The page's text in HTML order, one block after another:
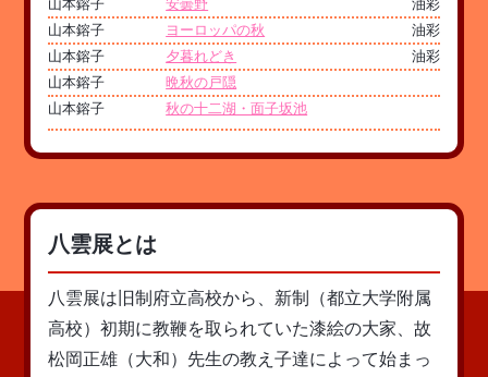
山本鎔子
安曇野
油彩
山本鎔子
ヨーロッパの秋
油彩
山本鎔子
夕暮れどき
油彩
山本鎔子
晩秋の戸隠
山本鎔子
秋の十二湖・面子坂池
八雲展とは
八雲展は旧制府立高校から、新制（都立大学附属
高校）初期に教鞭を取られていた漆絵の大家、故
松岡正雄（大和）先生の教え子達によって始まっ